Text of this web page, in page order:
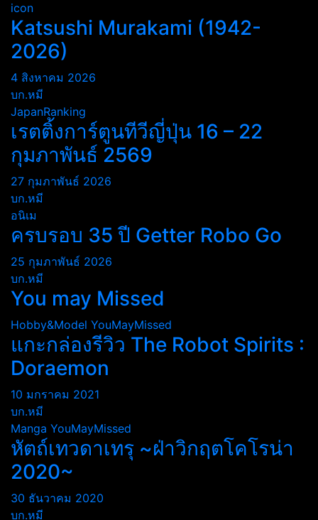
icon
Katsushi Murakami (1942-
2026)
4 สิงหาคม 2026
บก.หมี
JapanRanking
เรตติ้งการ์ตูนทีวีญี่ปุ่น 16 – 22
กุมภาพันธ์ 2569
27 กุมภาพันธ์ 2026
บก.หมี
อนิเม
ครบรอบ 35 ปี Getter Robo Go
25 กุมภาพันธ์ 2026
บก.หมี
You may Missed
Hobby&Model YouMayMissed
แกะกล่องรีวิว The Robot Spirits :
Doraemon
10 มกราคม 2021
บก.หมี
Manga YouMayMissed
หัตถ์เทวดาเทรุ ~ฝ่าวิกฤตโคโรน่า
2020~
30 ธันวาคม 2020
บก.หมี